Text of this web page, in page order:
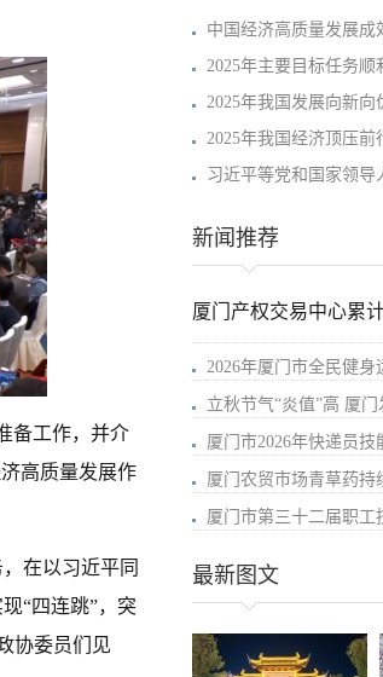
备工作，并介
高质量发展作
在以习近平同
“四连跳”，突
协委员们见
中国经济高质量发展成
2025年主要目标任务顺
2025年我国发展向新向
2025年我国经济顶压前
习近平等党和国家领导
新闻推荐
厦门产权交易中心累
2026年厦门市全民健身
立秋节气“炎值”高 厦
厦门市2026年快递员技
厦门农贸市场青草药持
厦门市第三十二届职工
最新图文